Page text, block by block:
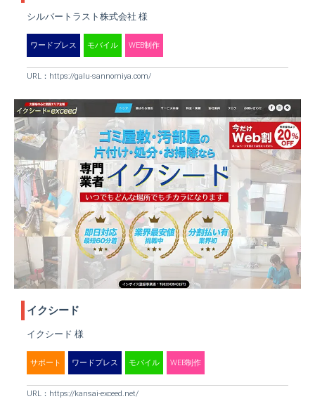
シルバートラスト株式会社 様
ワードプレス モバイル WEB制作
URL： https://galu-sannomiya.com/
イクシード
イクシード 様
サポート ワードプレス モバイル WEB制作
URL： https://kansai-exceed.net/